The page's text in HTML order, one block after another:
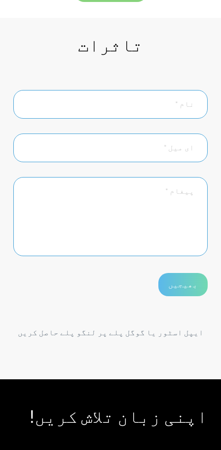
تاثرات
ایپل اسٹور یا گوگل پلے پر لنگو پلے حاصل کریں
اپنی زبان تلاش کریں!